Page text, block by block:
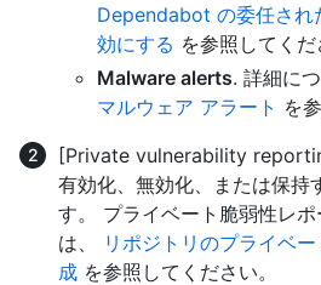
Dependabot の委任され
効にする を参照してくだ
Malware alerts. 詳細に
マルウェア アラート を
[Private vulnerability
有効化、無効化、または保持
す。 プライベート脆弱性レ
は、
リポジトリのプライベ
成 を参照してください。